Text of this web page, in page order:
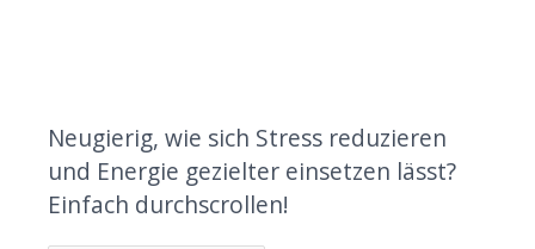
Neugierig, wie sich Stress reduzieren
und Energie gezielter einsetzen lässt?
Einfach durchscrollen!